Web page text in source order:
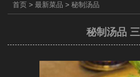
首页 > 最新菜品 > 秘制汤品
秘制汤品 三